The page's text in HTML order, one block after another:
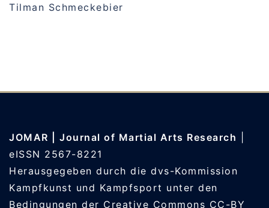
Tilman Schmeckebier
JOMAR | Journal of Martial Arts Research
eISSN 2567-8221
Herausgegeben durch die dvs-Kommission
Kampfkunst und Kampfsport unter den
Bedingungen der Creative Commons CC-BY